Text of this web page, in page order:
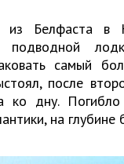
из Белфаста в
подводной
самый
после
ко дну.
на глубине